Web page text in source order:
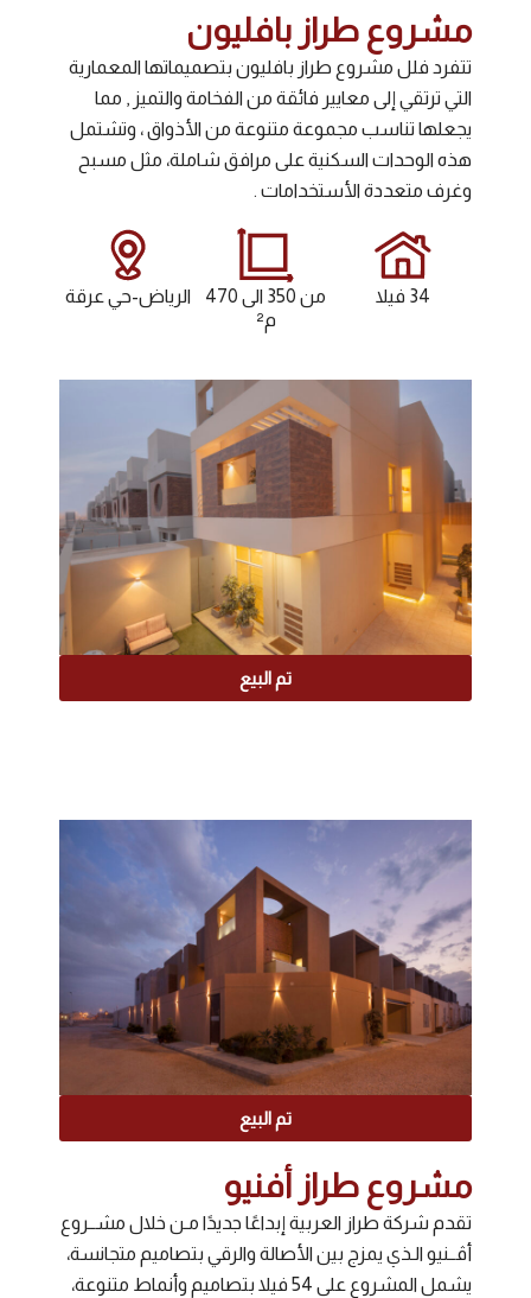
تم البيع
مشروع طراز بافليون
تتفرد فلل مشروع طراز بافليون بتصميماتها المعمارية
التي ترتقي إلى معايير فائقة من الفخامة والتميز , مما
يجعلها تناسب مجموعة متنوعة من الأذواق ، وتشتمل
هذه الوحدات السكنية على مرافق شاملة، مثل مسبح
وغرف متعددة الأستخدامات .
34 فيلا
من 350 الى 470
م²
الرياض-حي عرقة
مشروع طراز أفنيو
تقدم شركة طراز العربية إبداعًا جديدًا مـن خلال مشــروع
أڤــنيو الـذي يمزج بين الأصالة والرقي بتصاميم متجانسة،
يشمل المشروع على 54 فيلا بتصاميم وأنماط متنوعة،
تم البيع